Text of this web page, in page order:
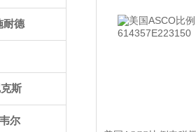
耐德
斯
尔